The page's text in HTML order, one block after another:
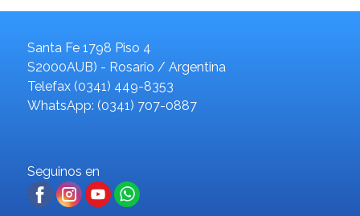
Santa Fe 1798 Piso 4
S2000AUB) - Rosario / Argentina
Telefax (0341) 449-8353
WhatsApp: (0341) 707-0887
Seguinos en